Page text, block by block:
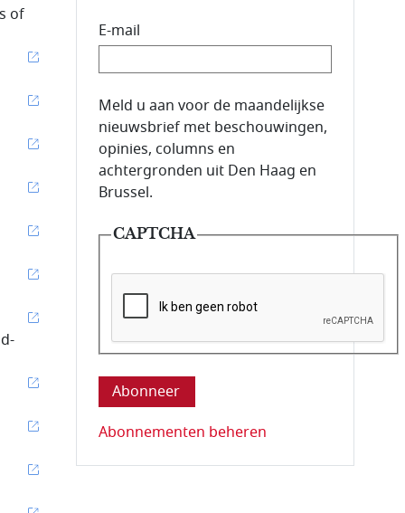
of
E-mail
E-mailadres van de abonnee.
Meld u aan voor de maandelijkse
nieuwsbrief met beschouwingen,
opinies, columns en
achtergronden uit Den Haag en
Brussel.
CAPTCHA
Deze vraag is om te controleren dat u
Abonnementen beheren